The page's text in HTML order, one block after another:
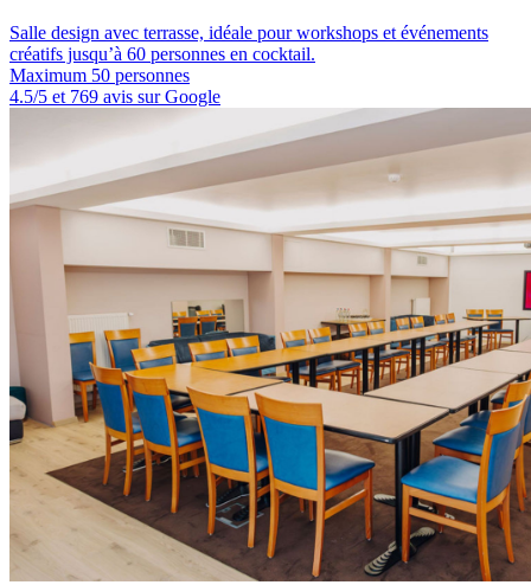
Salle design avec terrasse, idéale pour workshops et événements
créatifs jusqu’à 60 personnes en cocktail.
Maximum 50 personnes
4.5/5 et 769 avis sur Google